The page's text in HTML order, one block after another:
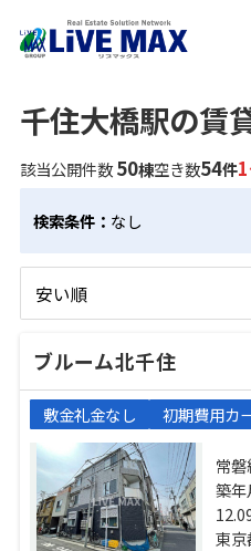
千住大橋駅の賃
該当公開件数50棟空き数54件
検索条件： なし
ブルーム北千住
敷金礼金なし 初期費用カ
常磐
本線
伊勢
築年
東京